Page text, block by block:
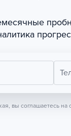
вы соглашаетесь на